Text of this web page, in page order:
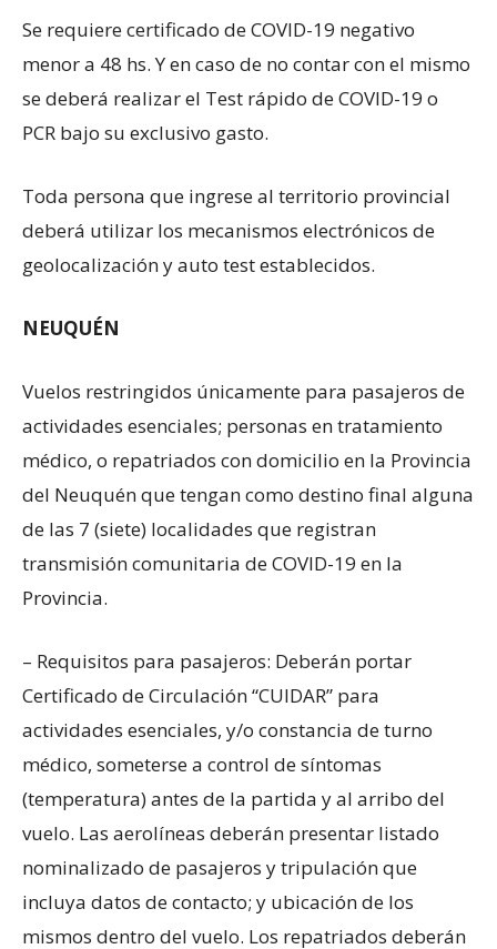
Se requiere certificado de COVID-19 negativo
menor a 48 hs. Y en caso de no contar con el mismo
se deberá realizar el Test rápido de COVID-19 o
PCR bajo su exclusivo gasto.
Toda persona que ingrese al territorio provincial
deberá utilizar los mecanismos electrónicos de
geolocalización y auto test establecidos.
NEUQUÉN
Vuelos restringidos únicamente para pasajeros de
actividades esenciales; personas en tratamiento
médico, o repatriados con domicilio en la Provincia
del Neuquén que tengan como destino final alguna
de las 7 (siete) localidades que registran
transmisión comunitaria de COVID-19 en la
Provincia.
– Requisitos para pasajeros: Deberán portar
Certificado de Circulación “CUIDAR” para
actividades esenciales, y/o constancia de turno
médico, someterse a control de síntomas
(temperatura) antes de la partida y al arribo del
vuelo. Las aerolíneas deberán presentar listado
nominalizado de pasajeros y tripulación que
incluya datos de contacto; y ubicación de los
mismos dentro del vuelo. Los repatriados deberán